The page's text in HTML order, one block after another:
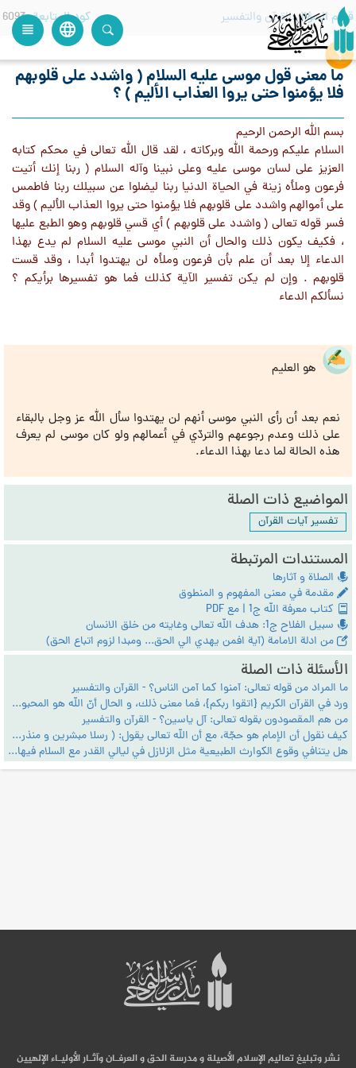
language
view_headline
قسم السؤال القرآن والتفسير كود المتابعة 6093
ما معنى قول موسى عليه السلام ( واشدد على قلوبهم
فلا يؤمنوا حتى يروا العذاب الأليم ) ؟
بسم الله الرحمن الرحيم
السلام عليكم ورحمة الله وبركاته ، لقد قال الله تعالى في محكم كتابه
العزيز على لسان موسى عليه وعلى نبينا وآله السلام ( ربنا إنك أتيت
فرعون وملأه زينة في الحياة الدنيا ربنا ليضلوا عن سبيلك ربنا فاطمس
على أموالهم واشدد على قلوبهم فلا يؤمنوا حتى يروا العذاب الأليم ) وقد
فسر قوله تعالى ( واشدد على قلوبهم ) أي قسي قلوبهم وهو الطبع عليها
، فكيف يكون ذلك والحال أن النبي موسى عليه السلام لم يدع بهذا
الدعاء إلا بعد أن علم بأن فرعون وملأه لن يهتدوا أبدا ، وقد قست
قلوبهم . وإن لم يكن تفسير الآية كذلك فما هو تفسيرها برأيكم ؟
نسألكم الدعاء
هو العليم
نعم بعد أن رأى النبي موسى أنهم لن يهتدوا سأل الله عز وجل بالبقاء
على ذلك وعدم رجوعهم والتردّي في أعمالهم ولو كان موسى لم يعرف
هذه الحالة لما دعا بهذا الدعاء.
المواضيع ذات الصلة
تفسير آيات القرآن
المستندات المرتبطة
الصلاة و آثارها
مقدمة في معنى المفهوم و المنطوق
كتاب معرفة الله ج1 | مع PDF
سبيل الفلاح ج1: هدف الله تعالى وغايته من خلق الانسان
من ادلة الامامة (آية افمن يهدي الي الحق... ومبدا لزوم اتباع الحق)
الأسئلة ذات الصلة
ما المراد من قوله تعالى: آمنوا كما آمن الناس؟ - القرآن والتفسير
ورد في القرآن الكريم {اتقوا ربكم}، فما معنى ذلك، و الحال أنّ الله هو المحبوب الذي لا شر فيه؟ - القرآن والتفسير
من هم المقصودون بقوله تعالى: آل ياسين؟ - القرآن والتفسير
كيف نقول أن الإمام هو حجّة، مع أن الله تعالى يقول: ( رسلا مبشرين و منذرين لئلا يكون للناس على الله حجّة بعد الرسل) ؟ - القرآن والتفسير
هل يتنافي وقوع الكوارث الطبيعية مثل الزلازل في ليالي القدر مع السلام فيها؟ - القرآن والتفسير
نشر وتبليغ تعاليم الإسلام الأصيلة و مدرسة الحق و العرفـان وآثـار الأوليـاء الإلهيين